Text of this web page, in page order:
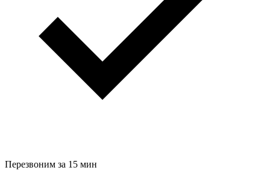
Перезвоним за 15 мин